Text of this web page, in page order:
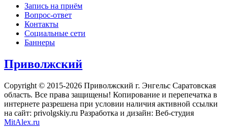
Запись на приём
Вопрос-ответ
Контакты
Социальные сети
Баннеры
Приволжский
Copyright © 2015-2026 Приволжский г. Энгельс Саратовская
область. Все права защищены! Копирование и перепечатка в
интернете разрешена при условии наличия активной ссылки
на сайт: privolgskiy.ru Разработка и дизайн: Веб-студия
MitAlex.ru